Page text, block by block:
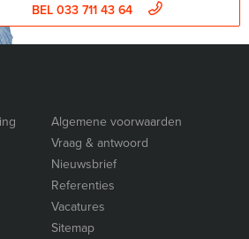
BEL 033 711 43 64
Algemene voorwaarden
Vraag & antwoord
Nieuwsbrief
Referenties
Vacatures
Sitemap